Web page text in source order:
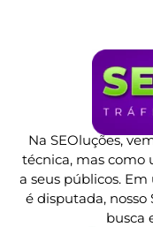
Na SEOluções,
técnica, mas como
a seus públicos.
é disputada,
busca